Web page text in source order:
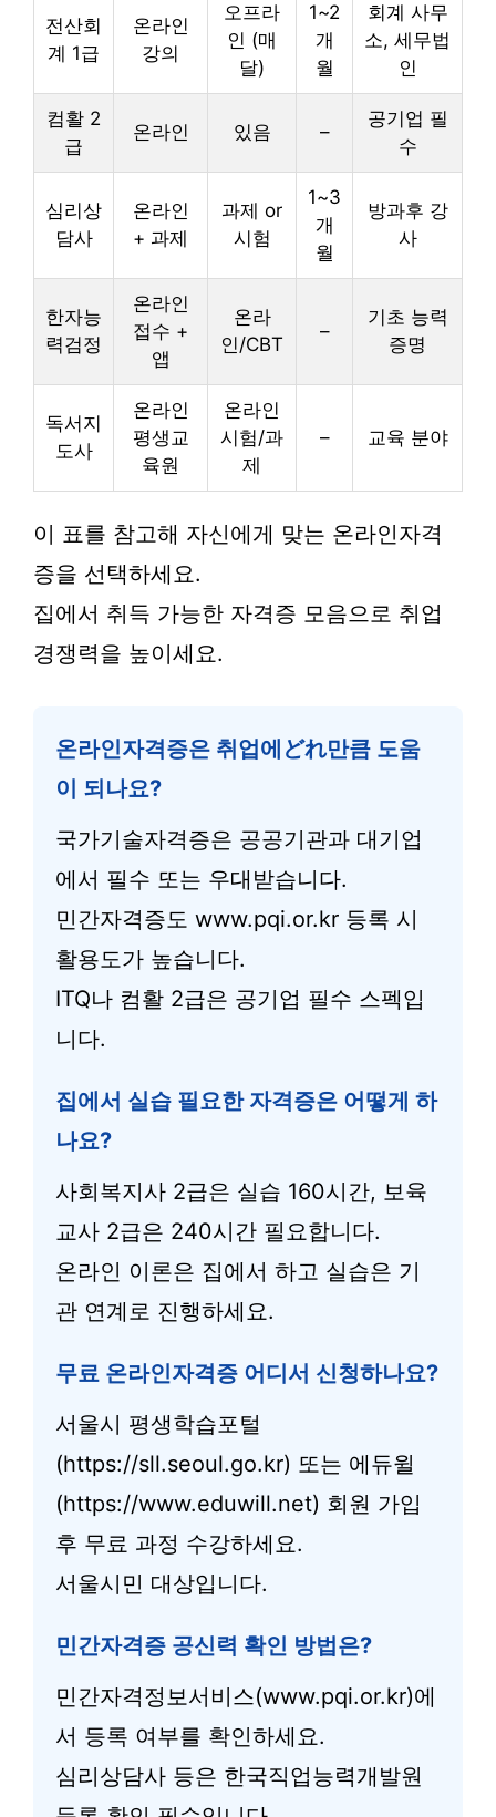
전산회
계 1급
온라인
강의
오프라
인 (매
달)
1~2
개
월
회계 사무
소, 세무법
인
컴활 2
급
온라인 있음 –
공기업 필
수
심리상
담사
온라인
+ 과제
과제 or
시험
1~3
개
월
방과후 강
사
한자능
력검정
온라인
접수 +
앱
온라
인/CBT
–
기초 능력
증명
독서지
도사
온라인
평생교
육원
온라인
시험/과
제
– 교육 분야
이 표를 참고해 자신에게 맞는 온라인자격
증을 선택하세요.
집에서 취득 가능한 자격증 모음으로 취업
경쟁력을 높이세요.
온라인자격증은 취업에どれ만큼 도움
이 되나요?
국가기술자격증은 공공기관과 대기업
에서 필수 또는 우대받습니다.
민간자격증도 www.pqi.or.kr 등록 시
활용도가 높습니다.
ITQ나 컴활 2급은 공기업 필수 스펙입
니다.
집에서 실습 필요한 자격증은 어떻게 하
나요?
사회복지사 2급은 실습 160시간, 보육
교사 2급은 240시간 필요합니다.
온라인 이론은 집에서 하고 실습은 기
관 연계로 진행하세요.
무료 온라인자격증 어디서 신청하나요?
서울시 평생학습포털
(https://sll.seoul.go.kr) 또는 에듀윌
(https://www.eduwill.net) 회원 가입
후 무료 과정 수강하세요.
서울시민 대상입니다.
민간자격증 공신력 확인 방법은?
민간자격정보서비스(www.pqi.or.kr)에
서 등록 여부를 확인하세요.
심리상담사 등은 한국직업능력개발원